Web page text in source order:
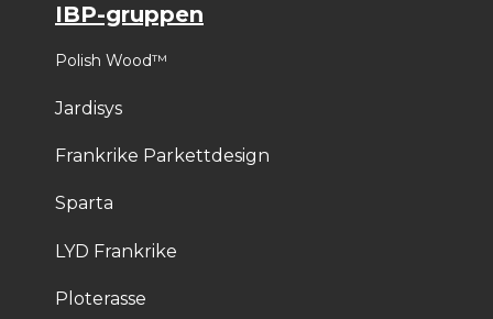
IBP-gruppen
Polish Wood™
Jardisys
Frankrike Parkettdesign
Sparta
LYD Frankrike
Ploterasse